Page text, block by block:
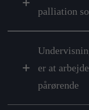
palliation
er at
pårørende